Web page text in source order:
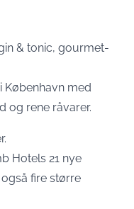
& tonic, gourmet-
København med
og rene råvarer.
Hotels 21 nye
fire større